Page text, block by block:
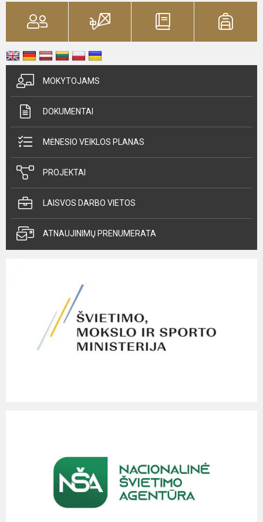
MOKYTOJAMS
DOKUMENTAI
MĖNESIO VEIKLOS PLANAS
PROJEKTAI
LAISVOS DARBO VIETOS
ATNAUJINIMŲ PRENUMERATA